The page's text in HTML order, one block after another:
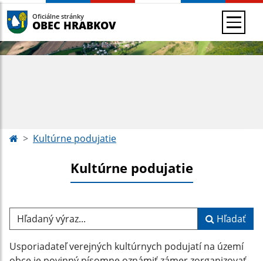
Oficiálne stránky
OBEC HRABKOV
Kultúrne podujatie
Kultúrne podujatie
Hľadaný výraz... Hľadať
Usporiadateľ verejných kultúrnych podujatí na území